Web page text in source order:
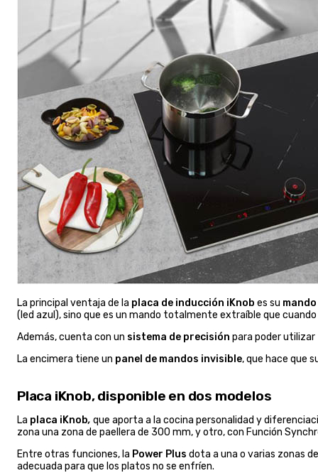
La principal ventaja de la placa de inducción iKnob es su
(led azul), sino que es un mando totalmente extraíble que
Además, cuenta con un sistema de precisión para poder
La encimera tiene un panel de mandos invisible, que hace que
Placa iKnob, disponible en dos modelos
La placa iKnob, que aporta a la cocina personalidad y
zona una zona de paellera de 300 mm, y otro, con Función
Entre otras funciones, la Power Plus dota a una o varias zonas
adecuada para que los platos no se enfríen.